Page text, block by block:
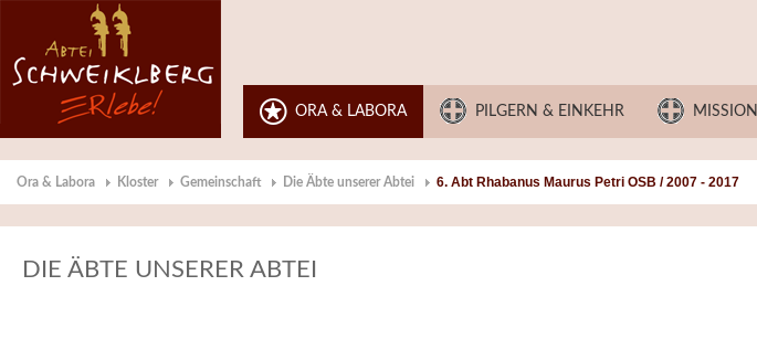
ORA & LABORA PILGERN & EINKEHR MISSION
Ora & Labora Kloster Gemeinschaft Die Äbte unserer Abtei 6. Abt Rhabanus Maurus Petri OSB / 2007 - 2017
DIE ÄBTE UNSERER ABTEI